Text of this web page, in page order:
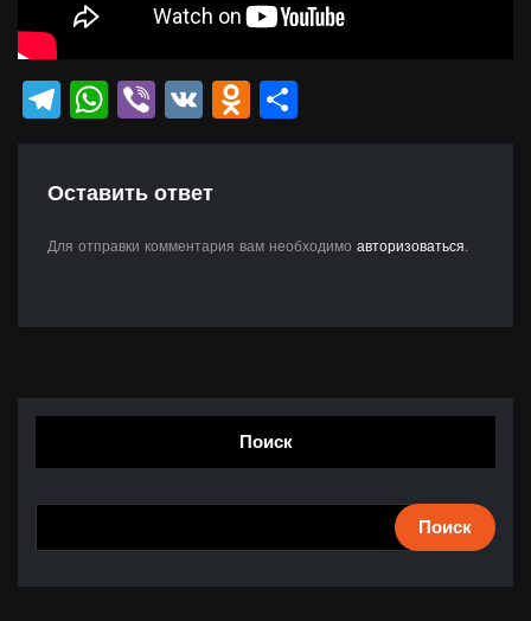
Telegram
WhatsApp
Viber
VK Odnoklassniki
Оставить ответ
Для отправки комментария вам необходимо авторизоваться.
Поиск
Поиск